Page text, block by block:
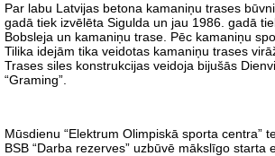
Par labu Latvijas betona kamaniņu trases
gadā tiek izvēlēta Sigulda un jau 1986. gadā
Bobsleja un kamaniņu trase. Pēc kamaniņu
Tilika idejām tika veidotas kamaniņu trases
Trases siles konstrukcijas veidoja bijušās
“Graming”.
Mūsdienu “Elektrum Olimpiskā sporta centra”
BSB “Darba rezerves” uzbūvē mākslīgo starta